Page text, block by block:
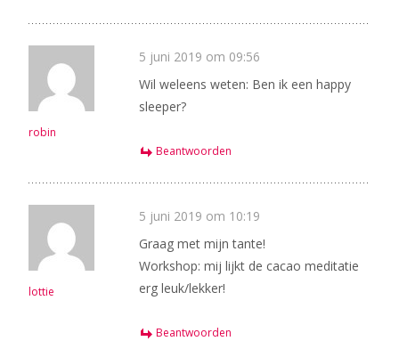
robin
5 juni 2019 om 09:56
Wil weleens weten: Ben ik een happy
sleeper?
Beantwoorden
lottie
5 juni 2019 om 10:19
Graag met mijn tante!
Workshop: mij lijkt de cacao meditatie
erg leuk/lekker!
Beantwoorden